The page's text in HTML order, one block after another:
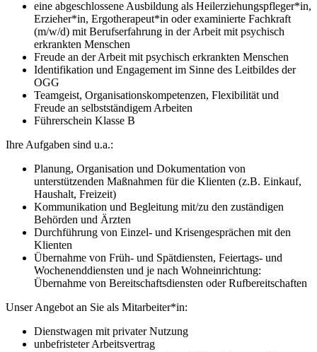
eine abgeschlossene Ausbildung als Heilerziehungspfleger*in,
Erzieher*in, Ergotherapeut*in oder examinierte Fachkraft
(m/w/d) mit Berufserfahrung in der Arbeit mit psychisch
erkrankten Menschen
Freude an der Arbeit mit psychisch erkrankten Menschen
Identifikation und Engagement im Sinne des Leitbildes der
OGG
Teamgeist, Organisationskompetenzen, Flexibilität und
Freude an selbstständigem Arbeiten
Führerschein Klasse B
Ihre Aufgaben sind u.a.:
Planung, Organisation und Dokumentation von
unterstützenden Maßnahmen für die Klienten (z.B. Einkauf,
Haushalt, Freizeit)
Kommunikation und Begleitung mit/zu den zuständigen
Behörden und Ärzten
Durchführung von Einzel- und Krisengesprächen mit den
Klienten
Übernahme von Früh- und Spätdiensten, Feiertags- und
Wochenenddiensten und je nach Wohneinrichtung:
Übernahme von Bereitschaftsdiensten oder Rufbereitschaften
Unser Angebot an Sie als Mitarbeiter*in:
Dienstwagen mit privater Nutzung
unbefristeter Arbeitsvertrag